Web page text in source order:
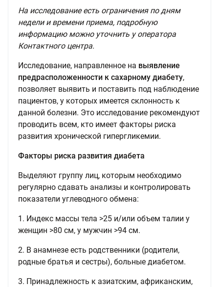
На исследование есть ограничения по дням
недели и времени приема, подробную
информацию можно уточнить у оператора
Контактного центра.
Исследование, направленное на выявление
предрасположенности к сахарному диабету,
позволяет выявить и поставить под наблюдение
пациентов, у которых имеется склонность к
данной болезни. Это исследование рекомендуют
проводить всем, кто имеет факторы риска
развития хронической гипергликемии.
Факторы риска развития диабета
Выделяют группу лиц, которым необходимо
регулярно сдавать анализы и контролировать
показатели углеводного обмена:
1. Индекс массы тела >25 и/или объем талии у
женщин >80 см, у мужчин >94 см.
2. В анамнезе есть родственники (родители,
родные братья и сестры), больные диабетом.
3. Принадлежность к азиатским, африканским,